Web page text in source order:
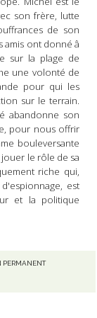
son frère, lutte
de son
amis ont donné â
sur la plage de
une volonté de
pour qui les
sur le terrain.
abandonne son
pour nous offrir
bouleversante
le rôle de sa
riche qui,
est
et la politique
PERMANENT